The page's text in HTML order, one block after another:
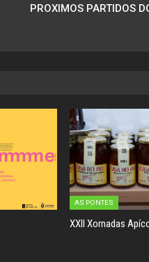
PROXIMOS PARTIDOS
AS PONTES
XXII Xornadas